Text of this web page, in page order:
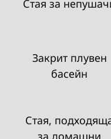
Стая за
Закрит плувен
басейн
Стая,
за домашни